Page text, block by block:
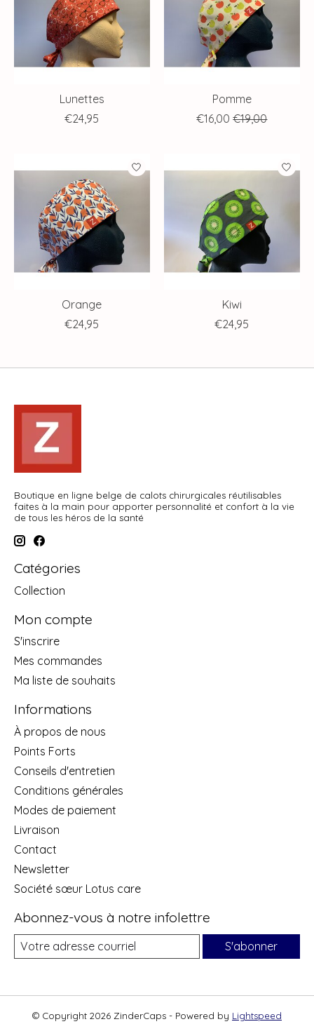
Lunettes
€24,95
Pomme
€16,00 €19,00
Orange
€24,95
Kiwi
€24,95
Boutique en ligne belge de calots chirurgicales réutilisables
faites à la main pour apporter personnalité et confort à la vie
de tous les héros de la santé
Catégories
Collection
Mon compte
S'inscrire
Mes commandes
Ma liste de souhaits
Informations
À propos de nous
Points Forts
Conseils d'entretien
Conditions générales
Modes de paiement
Livraison
Contact
Newsletter
Société sœur Lotus care
Abonnez-vous à notre infolettre
S'abonner
© Copyright 2026 ZinderCaps - Powered by Lightspeed